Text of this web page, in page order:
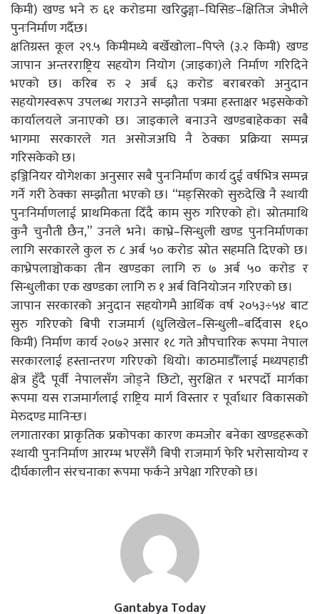
किमी) खण्ड भने रु ६१ करोडमा खरिढुङ्गा–घिसिङ–क्षितिज जेभीले
पुनःनिर्माण गर्दैछ।
क्षतिग्रस्त कूल २९.५ किमीमध्ये बर्खेखोला–पिप्ले (३.२ किमी) खण्ड
जापान अन्तरराष्ट्रिय सहयोग नियोग (जाइका)ले निर्माण गरिदिने
भएको छ। करिब रु २ अर्ब ६३ करोड बराबरको अनुदान
सहयोगस्वरूप उपलब्ध गराउने सम्झौता पत्रमा हस्ताक्षर भइसकेको
कार्यालयले जनाएको छ। जाइकाले बनाउने खण्डबाहेकका सबै
भागमा सरकारले गत असोजअघि नै ठेक्का प्रक्रिया सम्पन्न
गरिसकेको छ।
इञ्जिनियर योगेशका अनुसार सबै पुनःनिर्माण कार्य दुई वर्षभित्र सम्पन्न
गर्ने गरी ठेक्का सम्झौता भएको छ। “मङ्सिरको सुरुदेखि नै स्थायी
पुनःनिर्माणलाई प्राथमिकता दिँदै काम सुरु गरिएको हो। स्रोतमाथि
कुनै चुनौती छैन,” उनले भने। काभ्रे–सिन्धुली खण्ड पुनःनिर्माणका
लागि सरकारले कुल रु ८ अर्ब ५० करोड स्रोत सहमति दिएको छ।
काभ्रेपलाञ्चोकका तीन खण्डका लागि रु ७ अर्ब ५० करोड र
सिन्धुलीका एक खण्डका लागि रु १ अर्ब विनियोजन गरिएको छ।
जापान सरकारको अनुदान सहयोगमै आर्थिक वर्ष २०५३÷५४ बाट
सुरु गरिएको बिपी राजमार्ग (धुलिखेल–सिन्धुली–बर्दिवास १६०
किमी) निर्माण कार्य २०७२ असार १८ गते औपचारिक रूपमा नेपाल
सरकारलाई हस्तान्तरण गरिएको थियो। काठमाडौँलाई मध्यपहाडी
क्षेत्र हुँदै पूर्वी नेपालसँग जोड्ने छिटो, सुरक्षित र भरपर्दो मार्गका
रूपमा यस राजमार्गलाई राष्ट्रिय मार्ग विस्तार र पूर्वाधार विकासको
मेरुदण्ड मानिन्छ।
लगातारका प्राकृतिक प्रकोपका कारण कमजोर बनेका खण्डहरूको
स्थायी पुनःनिर्माण आरम्भ भएसँगै बिपी राजमार्ग फेरि भरोसायोग्य र
दीर्घकालीन संरचनाका रूपमा फर्कने अपेक्षा गरिएको छ।
Gantabya Today